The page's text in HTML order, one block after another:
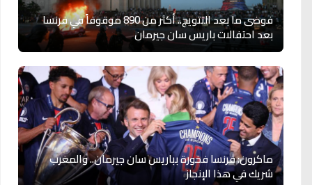
فوضى ما بعد التتويج.. أكثر من 890 موقوفاً في فرنسا
بعد احتفالات باريس سان جيرمان
ماكرون: فرنسا فخورة بباريس سان جيرمان.. والمغرب
شريك في هذا الإنجاز